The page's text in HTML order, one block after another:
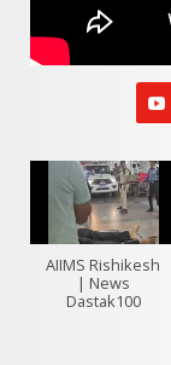
AIIMS Rishikesh
| News
Dastak100